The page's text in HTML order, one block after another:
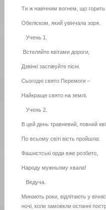
Ти ж навічним вогнем, що горить
Обеліском, який увінчала зоря.
Учень 1.
Встеляйте квітами дороги,
Дзвінкі заспівуйте пісні.
Сьогодні свято Перемоги –
Найкраще свято на землі.
Учень 2.
В цей день травневий, повний
По всьому світі вість пройшла:
Фашистські орди вже розбито,
Народу мужньому хвала!
Ведуча.
Минають роки, відлітають у
ночі, коли замовкли останні